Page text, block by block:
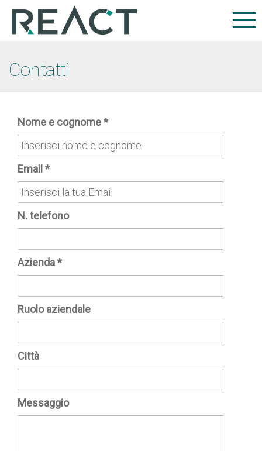
Contatti
Nome e cognome*
Email *
N. telefono
Azienda*
Ruolo aziendale
Città
Messaggio